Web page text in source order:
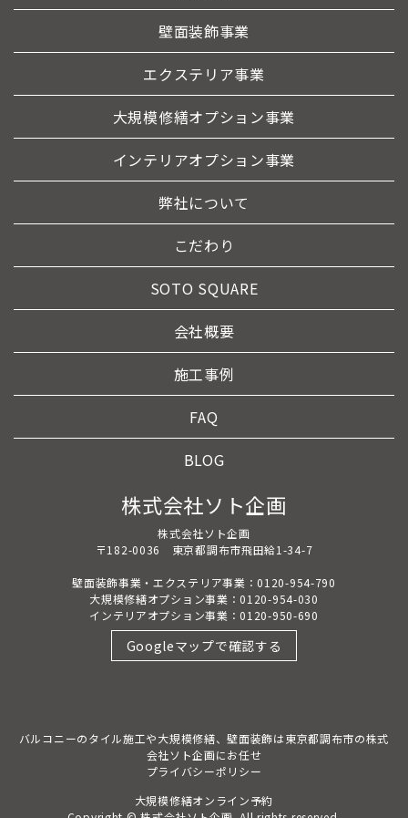
壁面装飾事業
エクステリア事業
大規模修繕オプション事業
インテリアオプション事業
弊社について
こだわり
SOTO SQUARE
会社概要
施工事例
FAQ
BLOG
株式会社ソト企画
株式会社ソト企画
〒182-0036 東京都調布市飛田給1-34-7
壁面装飾事業・エクステリア事業：0120-954-790
大規模修繕オプション事業：0120-954-030
インテリアオプション事業：0120-950-690
Googleマップで確認する
バルコニーのタイル施工や大規模修繕、壁面装飾は東京都調布市の株式
会社ソト企画にお任せ
プライバシーポリシー
大規模修繕オンライン予約